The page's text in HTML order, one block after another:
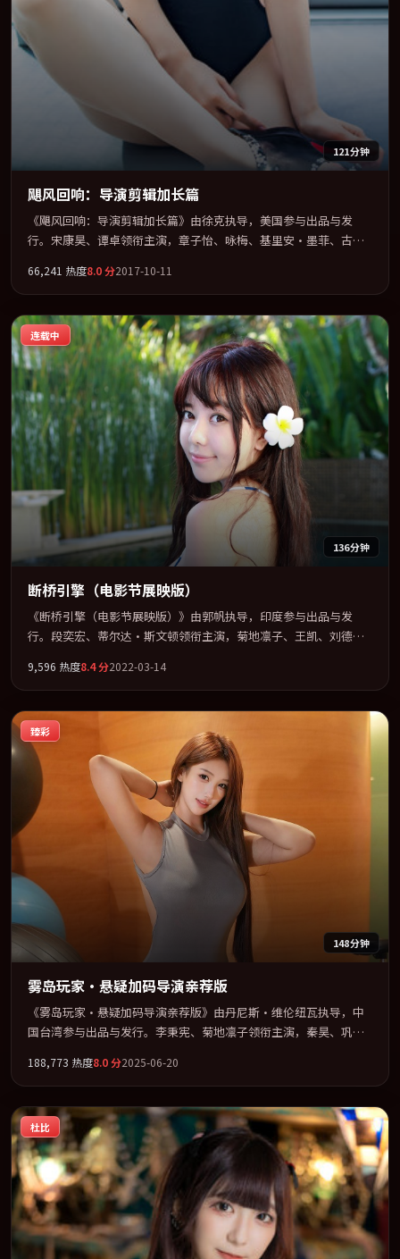
121分钟
飓风回响：导演剪辑加长篇
《飓风回响：导演剪辑加长篇》由徐克执导，美国参与出品与发
行。宋康昊、谭卓领衔主演，章子怡、咏梅、基里安·墨菲、古天
以「爱情」类型为骨架，在叙事、表演与视听上力求统一。定于
2017-04-13 在内地院线及主流平台同步亮相，2017 年度话题片中口
碑稳健，适合喜欢强情节与人物弧光的观众完整观看。
66,241 热度8.0分2017-10-11
连载中
136分钟
断桥引擎（电影节展映版）
《断桥引擎（电影节展映版）》由郭帆执导，印度参与出品与发
行。段奕宏、蒂尔达·斯文顿领衔主演，菊地凛子、王凯、刘德
去。全片以「剧情」类型为骨架，在叙事、表演与视听上力求统
一。定于 2022-01-01 在内地院线及主流平台同步亮相，2022 年度
话题片中口碑稳健，适合喜欢强情节与人物弧光的观众完整观看。
9,596 热度8.4分2022-03-14
臻彩
148分钟
雾岛玩家·悬疑加码导演亲荐版
《雾岛玩家·悬疑加码导演亲荐版》由丹尼斯·维伦纽瓦执导，中
国台湾参与出品与发行。李秉宪、菊地凛子领衔主演，秦昊、巩
以「传记」类型为骨架，在叙事、表演与视听上力求统一。定于
2025-07-06 在内地院线及主流平台同步亮相，2025 年度话题片中口
碑稳健，适合喜欢强情节与人物弧光的观众完整观看。
188,773 热度8.0分2025-06-20
杜比